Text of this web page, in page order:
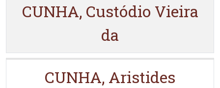
CUNHA, Custódio Vieira
da
CUNHA, Aristides